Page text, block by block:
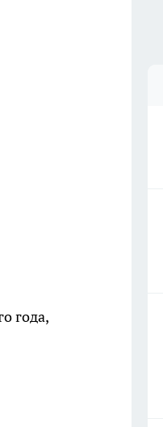
года,